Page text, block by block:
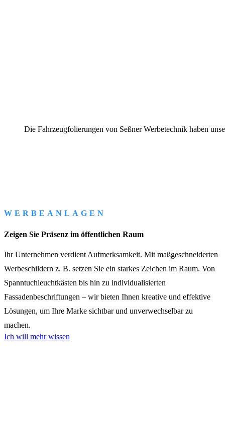
Die Fahrzeugfolierungen von Seßner Werbetechnik haben
WERBEANLAGEN
Zeigen Sie Präsenz im öffentlichen Raum
Ihr Unternehmen verdient Aufmerksamkeit. Mit maßgeschneiderten
Werbeschildern z. B. setzen Sie ein starkes Zeichen im Raum. Von
Spanntuchleuchtkästen bis hin zu individualisierten
Fassadenbeschriftungen – wir bieten Ihnen kreative und effektive
Lösungen, um Ihre Marke sichtbar und unverwechselbar zu
machen.
Ich will mehr wissen